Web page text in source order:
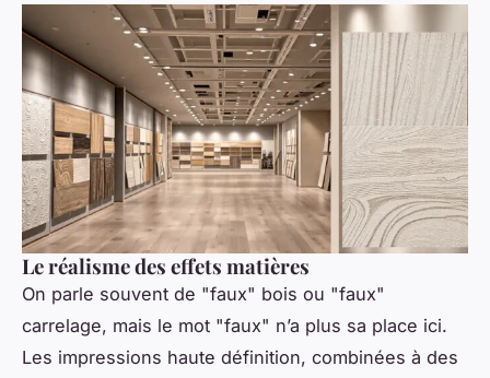
Le réalisme des effets matières
On parle souvent de "faux" bois ou "faux"
carrelage, mais le mot "faux" n’a plus sa place ici.
Les impressions haute définition, combinées à des